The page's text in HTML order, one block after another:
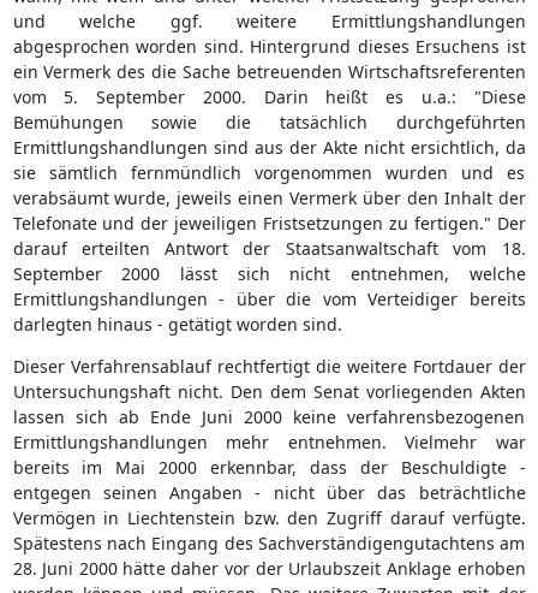
und welche ggf. weitere Ermittlungshandlungen
abgesprochen worden sind. Hintergrund dieses Ersuchens ist
ein Vermerk des die Sache betreuenden Wirtschaftsreferenten
vom 5. September 2000. Darin heißt es u.a.: "Diese
Bemühungen sowie die tatsächlich durchgeführten
Ermittlungshandlungen sind aus der Akte nicht ersichtlich, da
sie sämtlich fernmündlich vorgenommen wurden und es
verabsäumt wurde, jeweils einen Vermerk über den Inhalt der
Telefonate und der jeweiligen Fristsetzungen zu fertigen." Der
darauf erteilten Antwort der Staatsanwaltschaft vom 18.
September 2000 lässt sich nicht entnehmen, welche
Ermittlungshandlungen - über die vom Verteidiger bereits
darlegten hinaus - getätigt worden sind.
Dieser Verfahrensablauf rechtfertigt die weitere Fortdauer der
Untersuchungshaft nicht. Den dem Senat vorliegenden Akten
lassen sich ab Ende Juni 2000 keine verfahrensbezogenen
Ermittlungshandlungen mehr entnehmen. Vielmehr war
bereits im Mai 2000 erkennbar, dass der Beschuldigte -
entgegen seinen Angaben - nicht über das beträchtliche
Vermögen in Liechtenstein bzw. den Zugriff darauf verfügte.
Spätestens nach Eingang des Sachverständigengutachtens am
28. Juni 2000 hätte daher vor der Urlaubszeit Anklage erhoben